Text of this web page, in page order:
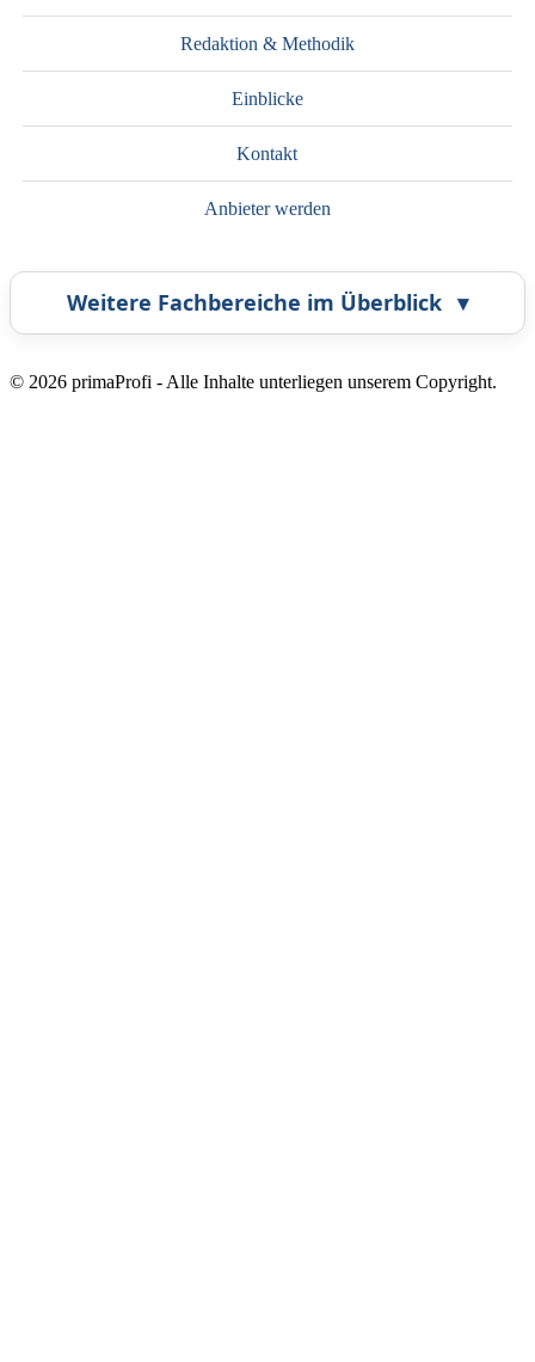
Redaktion & Methodik
Einblicke
Kontakt
Anbieter werden
Weitere Fachbereiche im Überblick ▾
Airbrush Bestatter
© 2026 primaProfi - Alle Inhalte unterliegen unserem Copyright.